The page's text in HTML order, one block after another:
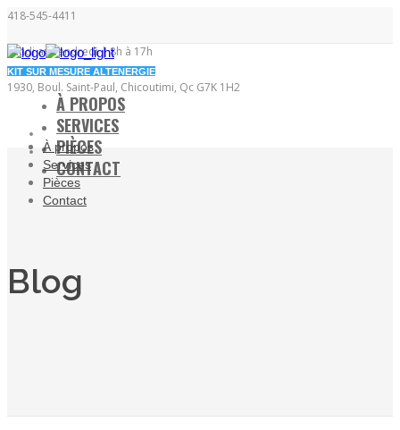
418-545-4411
Lundi au vendredi | 8h à 17h
1930, Boul. Saint-Paul, Chicoutimi, Qc G7K 1H2
KIT SUR MESURE ALTENERGIE
À PROPOS
SERVICES
PIÈCES
CONTACT
À propos
Services
Pièces
Contact
Blog